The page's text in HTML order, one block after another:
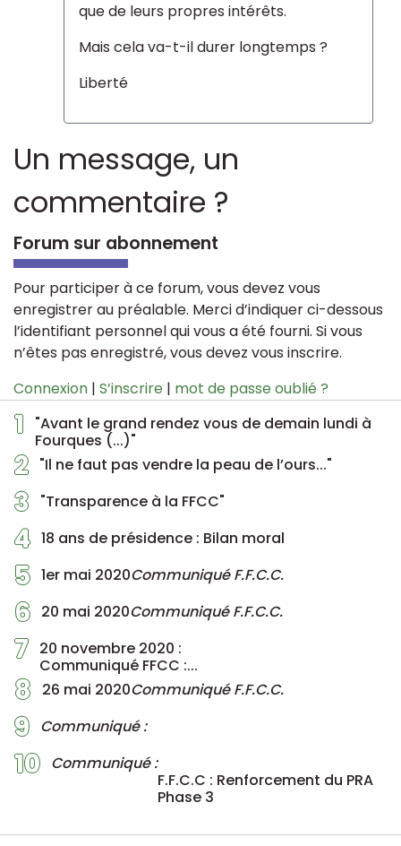
1
"Avant le grand rendez vous de demain lundi à
Fourques (...)"
2 "Il ne faut pas vendre la peau de l’ours..."
3 "Transparence à la FFCC"
4 18 ans de présidence : Bilan moral
5 1er mai 2020Communiqué F.F.C.C.
6 20 mai 2020Communiqué F.F.C.C.
7 20 novembre 2020 :
Communiqué FFCC :...
8 26 mai 2020Communiqué F.F.C.C.
9 Communiqué :
10 Communiqué :
F.F.C.C : Renforcement du PRA
Phase 3
que de leurs propres intérêts.
Mais cela va-t-il durer longtemps ?
Liberté
Un message, un
commentaire ?
Forum sur abonnement
Pour participer à ce forum, vous devez vous
enregistrer au préalable. Merci d’indiquer ci-dessous
l’identifiant personnel qui vous a été fourni. Si vous
n’êtes pas enregistré, vous devez vous inscrire.
Connexion | S’inscrire | mot de passe oublié ?